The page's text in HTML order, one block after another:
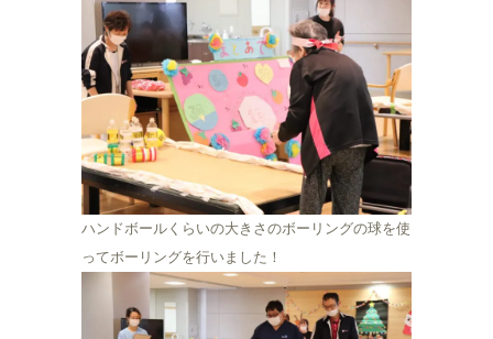
ハンドボールくらいの大きさのボーリングの球を使
ってボーリングを行いました！